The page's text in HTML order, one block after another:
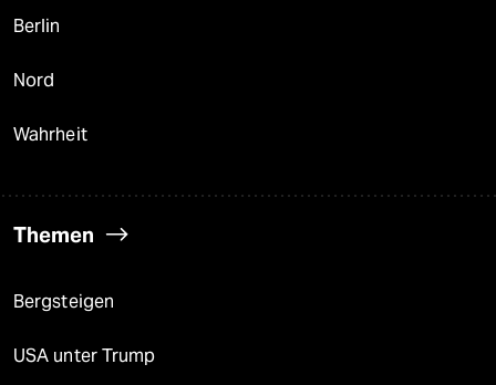
Berlin
Nord
Wahrheit
Themen
Bergsteigen
USA unter Trump